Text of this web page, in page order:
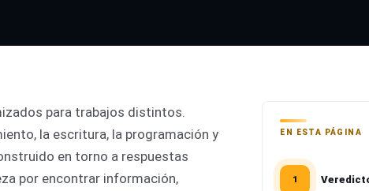
para trabajos distintos.
la escritura, la programación y
en torno a respuestas
por encontrar información,
EN ESTA PÁGINA
1